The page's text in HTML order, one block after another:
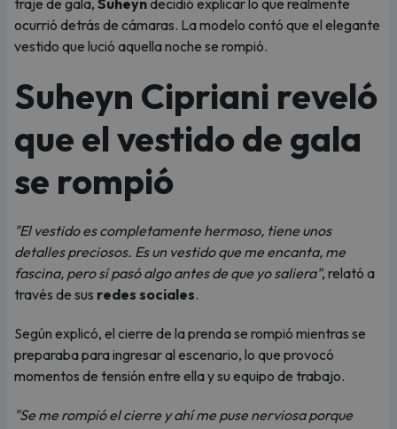
traje de gala, Suheyndecidió explicar lo que realmente
ocurrió detrás de cámaras. La modelo contó que el elegante
vestido que lució aquella noche se rompió.
Suheyn Cipriani reveló
que el vestido de gala
se rompió
"El vestido es completamente hermoso, tiene unos
detalles preciosos. Es un vestido que me encanta, me
fascina, pero sí pasó algo antes de que yo saliera", relató a
través de sus redes sociales.
Según explicó, el cierre de la prenda se rompió mientras se
preparaba para ingresar al escenario, lo que provocó
momentos de tensión entre ella y su equipo de trabajo.
"Se me rompió el cierre y ahí me puse nerviosa porque